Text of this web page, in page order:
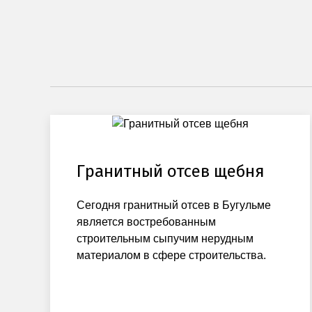
Гранитный отсев щебня
Сегодня гранитный отсев в Бугульме
является востребованным
строительным сыпучим нерудным
материалом в сфере строительства.